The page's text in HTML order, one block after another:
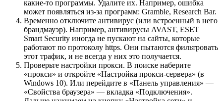
какие-то программы. Удалите их. Например, ошибка
может появляться из-за программ: Gramble, Research Bar.
Временно отключите антивирус (или встроенный в него
брандмауэр). Например, антивирусы AVAST, ESET
Smart Security иногда не пускают на сайты, которые
работают по протоколу https. Они пытаются фильтровать
этот трафик, и не всегда у них это получается.
Проверьте настройки прокси. В поиске наберите
«прокси» и откройте «Настройка прокси-сервера» (в
Windows 10). Или перейдите в «Панель управления» —
«Свойства браузера» — вкладка «Подключения».